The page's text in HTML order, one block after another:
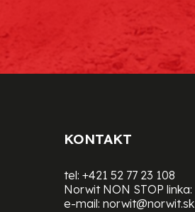
KONTAKT
tel: +421 52 77 23 108
Norwit NON STOP linka:
e-mail: norwit@norwit.sk